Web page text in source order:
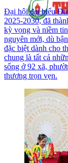
Đại hội đại biểu
2025-2030, đã
kỳ vọng và niềm
nguyên mới, dù
đặc biệt dành cho
chung là tất cả
sống ở 92 xã,
thương trọn vẹn.